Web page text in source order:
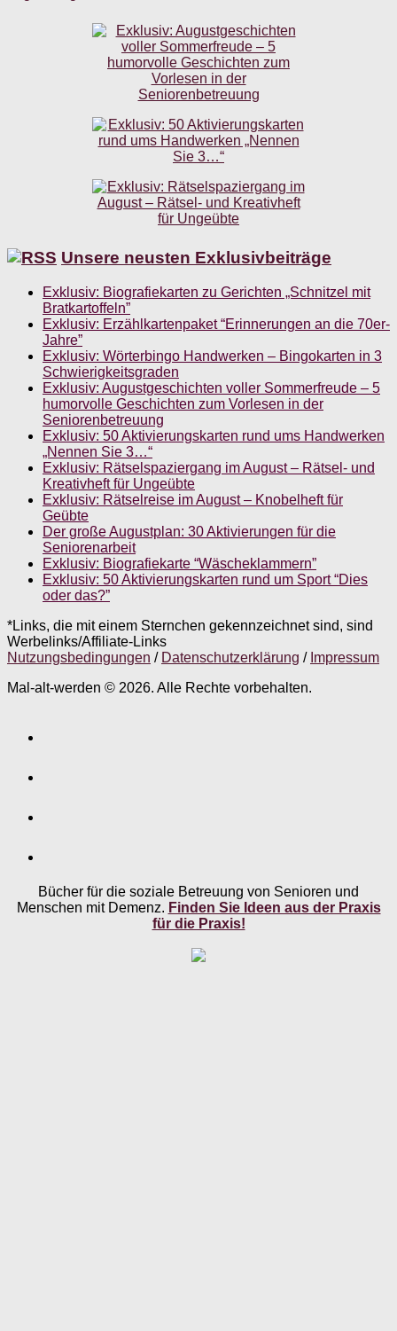
Unsere neusten Exklusivbeiträge
Exklusiv: Biografiekarten zu Gerichten „Schnitzel mit
Bratkartoffeln”
Exklusiv: Erzählkartenpaket “Erinnerungen an die 70er-
Jahre”
Exklusiv: Wörterbingo Handwerken – Bingokarten in 3
Schwierigkeitsgraden
Exklusiv: Augustgeschichten voller Sommerfreude – 5
humorvolle Geschichten zum Vorlesen in der
Seniorenbetreuung
Exklusiv: 50 Aktivierungskarten rund ums Handwerken
„Nennen Sie 3…“
Exklusiv: Rätselspaziergang im August – Rätsel- und
Kreativheft für Ungeübte
Exklusiv: Rätselreise im August – Knobelheft für
Geübte
Der große Augustplan: 30 Aktivierungen für die
Seniorenarbeit
Exklusiv: Biografiekarte “Wäscheklammern”
Exklusiv: 50 Aktivierungskarten rund um Sport “Dies
oder das?”
*Links, die mit einem Sternchen gekennzeichnet sind, sind
Werbelinks/Affiliate-Links
Nutzungsbedingungen / Datenschutzerklärung / Impressum
Mal-alt-werden © 2026. Alle Rechte vorbehalten.
Bücher für die soziale Betreuung von Senioren und
Menschen mit Demenz. Finden Sie Ideen aus der Praxis
für die Praxis!